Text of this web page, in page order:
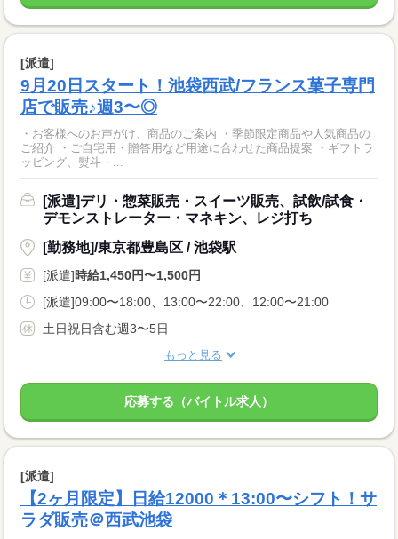
[派遣]
9月20日スタート！池袋西武/フランス菓子専門
店で販売♪週3〜◎
・お客様へのお声がけ、商品のご案内 ・季節限定商品や人気商品の
ご紹介 ・ご自宅用・贈答用など用途に合わせた商品提案 ・ギフトラ
ッピング、熨斗・...
[派遣]デリ・惣菜販売・スイーツ販売、試飲/試食・
デモンストレーター・マネキン、レジ打ち
[勤務地]/東京都豊島区 / 池袋駅
[派遣]時給1,450円〜1,500円
[派遣]09:00〜18:00、13:00〜22:00、12:00〜21:00
土日祝日含む週3〜5日
もっと見る
応募する（バイトル求人）
[派遣]
【2ヶ月限定】日給12000＊13:00〜シフト！サ
ラダ販売＠西武池袋